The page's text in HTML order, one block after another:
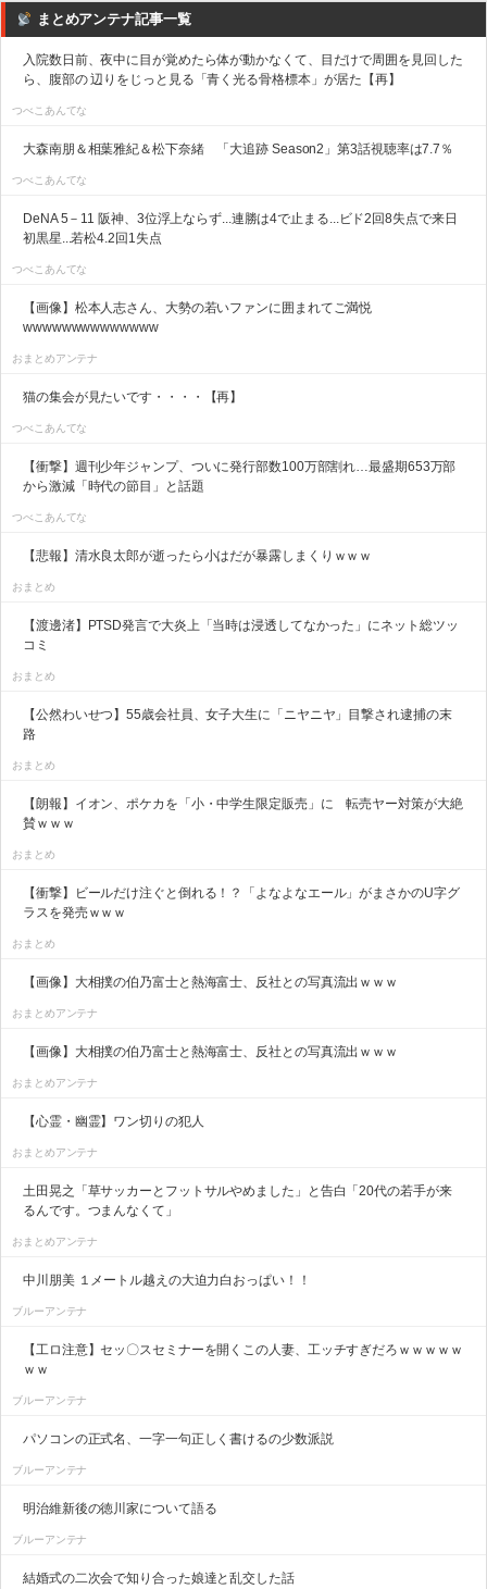
まとめアンテナ記事一覧
入院数日前、夜中に目が覚めたら体が動かなくて、目だけで周囲を見回した
ら、腹部の 辺りをじっと見る「青く光る骨格標本」が居た【再】
つべこあんてな
大森南朋＆相葉雅紀＆松下奈緒 「大追跡 Season2」第3話視聴率は7.7％
つべこあんてな
DeNA 5－11 阪神、3位浮上ならず...連勝は4で止まる...ビド2回8失点で来日
初黒星...若松4.2回1失点
つべこあんてな
【画像】松本人志さん、大勢の若いファンに囲まれてご満悦
wwwwwwwwwwwwww
おまとめアンテナ
猫の集会が見たいです・・・・【再】
つべこあんてな
【衝撃】週刊少年ジャンプ、ついに発行部数100万部割れ…最盛期653万部
から激減「時代の節目」と話題
つべこあんてな
【悲報】清水良太郎が逝ったら小はだが暴露しまくりｗｗｗ
おまとめ
【渡邊渚】PTSD発言で大炎上「当時は浸透してなかった」にネット総ツッ
コミ
おまとめ
【公然わいせつ】55歳会社員、女子大生に「ニヤニヤ」目撃され逮捕の末
路
おまとめ
【朗報】イオン、ポケカを「小・中学生限定販売」に 転売ヤー対策が大絶
賛ｗｗｗ
おまとめ
【衝撃】ビールだけ注ぐと倒れる！？「よなよなエール」がまさかのU字グ
ラスを発売ｗｗｗ
おまとめ
【画像】大相撲の伯乃富士と熱海富士、反社との写真流出ｗｗｗ
おまとめアンテナ
【画像】大相撲の伯乃富士と熱海富士、反社との写真流出ｗｗｗ
おまとめアンテナ
【心霊・幽霊】ワン切りの犯人
おまとめアンテナ
土田晃之「草サッカーとフットサルやめました」と告白「20代の若手が来
るんです。つまんなくて」
おまとめアンテナ
中川朋美 １メートル越えの大迫力白おっぱい！！
ブルーアンテナ
【工ロ注意】セッ〇スセミナーを開くこの人妻、工ッチすぎだろｗｗｗｗｗ
ｗｗ
ブルーアンテナ
パソコンの正式名、一字一句正しく書けるの少数派説
ブルーアンテナ
明治維新後の徳川家について語る
ブルーアンテナ
結婚式の二次会で知り合った娘達と乱交した話